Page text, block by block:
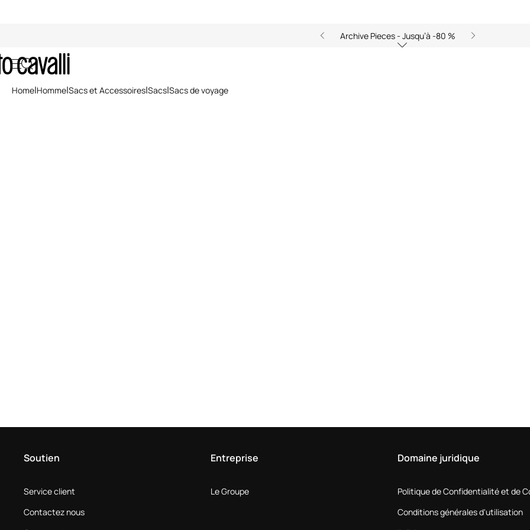
Archive Pieces - Jusqu’à -80 %
Sacs de Voyage pour Homme
Home Homme Sacs et Accessoires Sacs Sacs de voyage
Soutien
Service client
Contactez nous
Entreprise
Le Groupe
Domaine juridique
Politique de Confidentialité et de
Conditions générales d'utilisation